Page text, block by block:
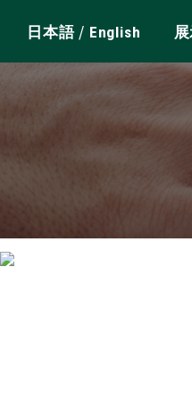
日本語/ English